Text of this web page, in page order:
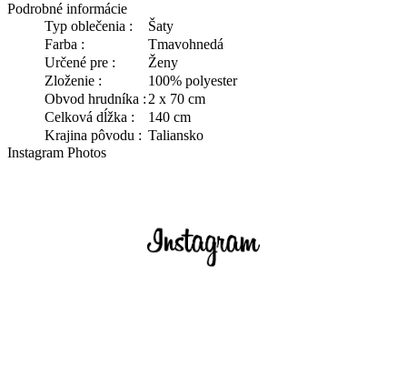
Podrobné informácie
Typ oblečenia :
Šaty
Farba :
Tmavohnedá
Určené pre :
Ženy
Zloženie :
100% polyester
Obvod hrudníka :2 x 70 cm
Celková dĺžka :
140 cm
Krajina pôvodu : Taliansko
Instagram Photos